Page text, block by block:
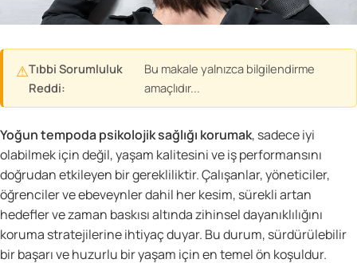
⚠Tıbbi Sorumluluk
Reddi:
Bu makale yalnızca bilgilendirme
amaçlıdır...
Yoğun tempoda psikolojik sağlığı korumak, sadece iyi
olabilmek için değil, yaşam kalitesini ve iş performansını
doğrudan etkileyen bir gerekliliktir. Çalışanlar, yöneticiler,
öğrenciler ve ebeveynler dahil her kesim, sürekli artan
hedefler ve zaman baskısı altında zihinsel dayanıklılığını
koruma stratejilerine ihtiyaç duyar. Bu durum, sürdürülebilir
bir başarı ve huzurlu bir yaşam için en temel ön koşuldur.